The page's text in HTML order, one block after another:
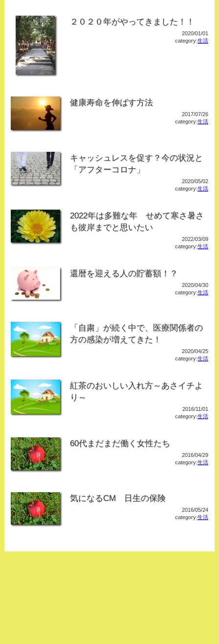
２０２０年がやってきました！！
2020/01/01
category:生活
健康寿命を伸ばす方法
2017/07/26
category:生活
キャッシュレスを促す？今の状況と
「アフターコロナ」
2020/05/02
category:生活
2022年は多難な年 せめて寒さ暑さ
も彼岸までと思いたい
2022/03/09
category:生活
還暦を迎える人の貯蓄額！？
2020/04/30
category:生活
「自粛」が続く中で、医療関係者の
方の感染が増えてきた！
2020/04/25
category:生活
紅茶のおいしい入れ方～あさイチよ
り～
2016/11/01
category:生活
60代まだまだ働く女性たち
2016/04/29
category:生活
気になるCM 日生の保険
2016/05/24
category:生活